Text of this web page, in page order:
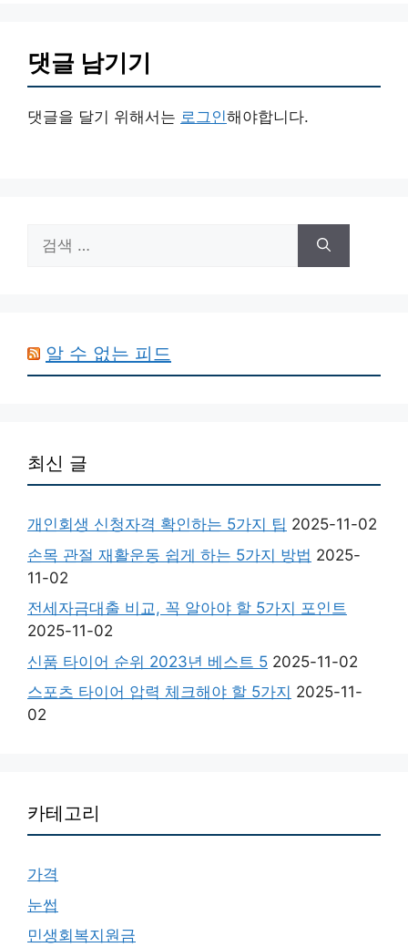
댓글 남기기
댓글을 달기 위해서는 로그인해야합니다.
색:
알 수 없는 피드
최신 글
개인회생 신청자격 확인하는 5가지 팁 2025-11-02
손목 관절 재활운동 쉽게 하는 5가지 방법 2025-
11-02
전세자금대출 비교, 꼭 알아야 할 5가지 포인트
2025-11-02
신품 타이어 순위 2023년 베스트 5 2025-11-02
스포츠 타이어 압력 체크해야 할 5가지 2025-11-
02
카테고리
가격
눈썹
민생회복지원금